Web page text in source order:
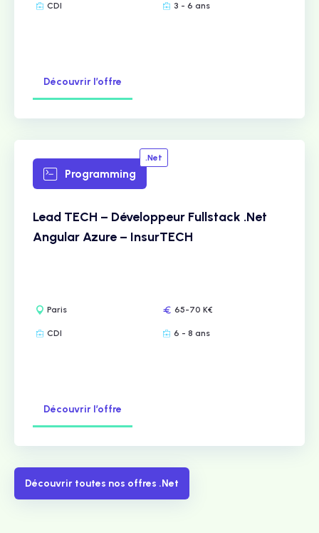
CDI 3 - 6 ans
Découvrir l’offre
Programming
.Net
Lead TECH – Développeur Fullstack .Net
Angular Azure – InsurTECH
Paris 65-70 K€
CDI 6 - 8 ans
Découvrir l’offre
Découvrir toutes nos offres .Net